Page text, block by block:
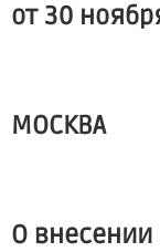
от 30
МОСКВА
О